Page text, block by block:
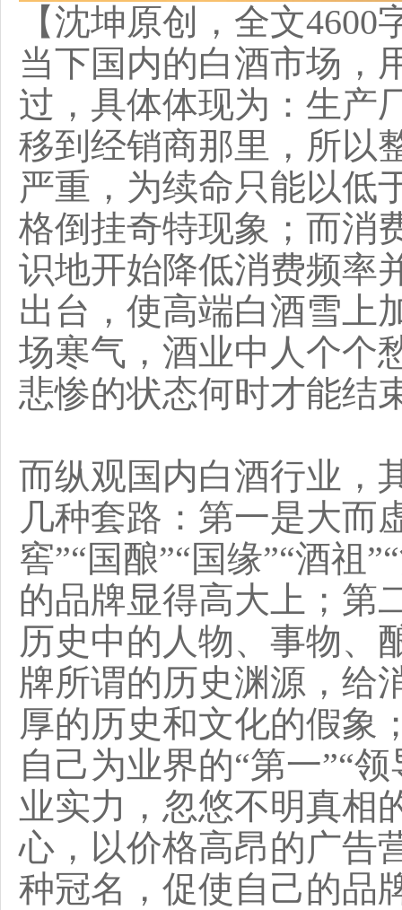
【沈坤原创，全文
当下国内的白酒市场，
过，具体体现为：生产
移到经销商那里，所以
严重，为续命只能以低
格倒挂奇特现象；而消
识地开始降低消费频率
出台，使高端白酒雪上
场寒气，酒业中人个个
悲惨的状态何时才能结
而纵观国内白酒行业，
几种套路：第一是大而
窖”“国酿”“国缘”“酒祖
的品牌显得高大上；第
历史中的人物、事物、
牌所谓的历史渊源，给
厚的历史和文化的假象
自己为业界的“第一”“
业实力，忽悠不明真相
心，以价格高昂的广告
种冠名，促使自己的品